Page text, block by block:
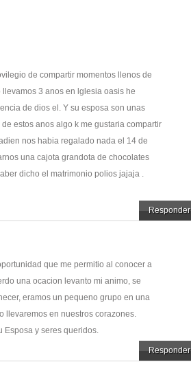
de compartir momentos llenos de
3 anos en lglesia oasis he
de dios el. Y su esposa son unas
estos anos algo k me gustaria compartir
nos habia regalado nada el 14 de
una cajota grandota de chocolates
dicho el matrimonio polios jajaja .
Responder
que me permitio al conocer a
una ocacion levanto mi animo, se
eramos un pequeno grupo en una
llevaremos en nuestros corazones.
Esposa y seres queridos.
Responder